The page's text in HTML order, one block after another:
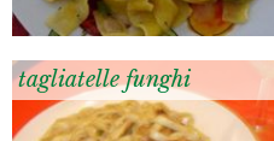
tagliatelle funghi